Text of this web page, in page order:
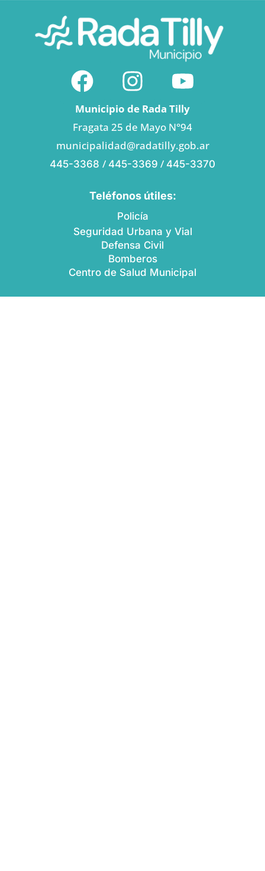
Municipio de Rada Tilly
Fragata 25 de Mayo N°94
municipalidad@radatilly.gob.ar
445-3368 / 445-3369 / 445-3370
Teléfonos útiles:
Policía
Seguridad Urbana y Vial
Defensa Civil
Bomberos
Centro de Salud Municipal